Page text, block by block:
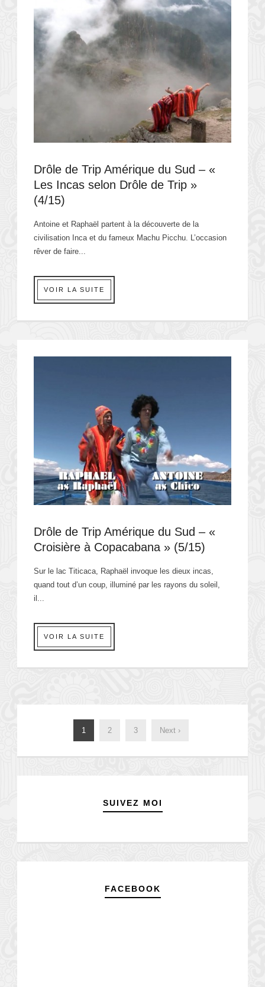
Drôle de Trip Amérique du Sud – «
Les Incas selon Drôle de Trip »
(4/15)
Antoine et Raphaël partent à la découverte de la
civilisation Inca et du fameux Machu Picchu. L’occasion
rêver de faire...
VOIR LA SUITE
Drôle de Trip Amérique du Sud – «
Croisière à Copacabana » (5/15)
Sur le lac Titicaca, Raphaël invoque les dieux incas,
quand tout d’un coup, illuminé par les rayons du soleil,
il...
VOIR LA SUITE
1 2 3 Next ›
SUIVEZ MOI
FACEBOOK